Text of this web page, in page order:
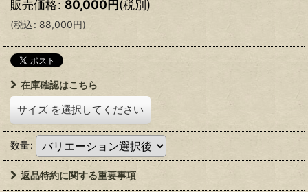
販売価格: 80,000円(税別)
(税込: 88,000円)
在庫確認はこちら
サイズ を選択してください
数量:
返品特約に関する重要事項